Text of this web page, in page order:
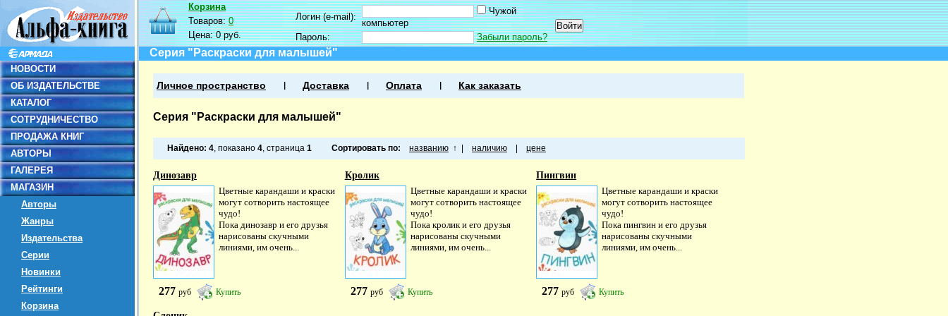
НОВОСТИ
ОБ ИЗДАТЕЛЬСТВЕ
КАТАЛОГ
СОТРУДНИЧЕСТВО
ПРОДАЖА КНИГ
АВТОРЫ
ГАЛЕРЕЯ
МАГАЗИН
Авторы
Жанры
Издательства
Серии
Новинки
Рейтинги
Корзина
Корзина
Товаров:0
Цена:0 руб.
Логин (e-mail):
Чужой
компьютер
Пароль:
Забыли пароль?
Серия "Раскраски для малышей"
Личное пространство Доставка Оплата Как заказать
Серия "Раскраски для малышей"
Найдено: 4, показано 4, страница 1 Сортировать по: названию ↑ наличию цене
Динозавр
Цветные карандаши и краски
могут сотворить настоящее
чудо!
Пока динозавр и его друзья
нарисованы скучными
линиями, им очень...
277 руб Купить
Кролик
Цветные карандаши и краски
могут сотворить настоящее
чудо!
Пока кролик и его друзья
нарисованы скучными
линиями, им очень...
277 руб Купить
Пингвин
Цветные карандаши и краски
могут сотворить настоящее
чудо!
Пока пингвин и его друзья
нарисованы скучными
линиями, им очень...
277руб Купить